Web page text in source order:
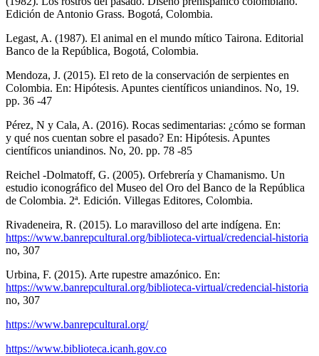
Edición de Antonio Grass. Bogotá, Colombia.
Legast, A. (1987). El animal en el mundo mítico Tairona. Editorial
Banco de la República, Bogotá, Colombia.
Mendoza, J. (2015). El reto de la conservación de serpientes en
Colombia. En: Hipótesis. Apuntes científicos uniandinos. No, 19.
pp. 36 -47
Pérez, N y Cala, A. (2016). Rocas sedimentarias: ¿cómo se forman
y qué nos cuentan sobre el pasado? En: Hipótesis. Apuntes
científicos uniandinos. No, 20. pp. 78 -85
Reichel -Dolmatoff, G. (2005). Orfebrería y Chamanismo. Un
estudio iconográfico del Museo del Oro del Banco de la República
de Colombia. 2ª. Edición. Villegas Editores, Colombia.
Rivadeneira, R. (2015). Lo maravilloso del arte indígena. En:
https://www.banrepcultural.org/biblioteca-virtual/credencial-historia
no, 307
Urbina, F. (2015). Arte rupestre amazónico. En:
https://www.banrepcultural.org/biblioteca-virtual/credencial-historia
no, 307
https://www.banrepcultural.org/
https://www.biblioteca.icanh.gov.co